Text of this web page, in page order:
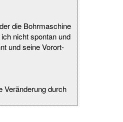
die Bohrmaschine
nicht spontan und
und seine Vorort-
Veränderung durch